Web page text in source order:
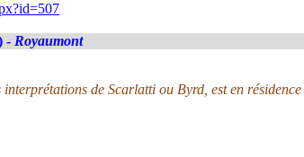
- Royaumont
de Scarlatti ou Byrd, est en